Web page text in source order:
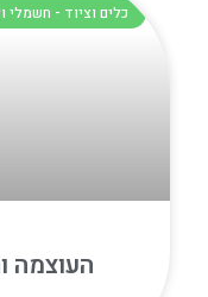
כלים וציוד - חשמלי
העוצמה